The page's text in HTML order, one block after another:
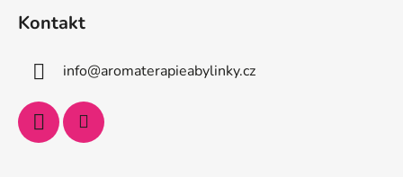
Kontakt
info@aromaterapieabylinky.cz